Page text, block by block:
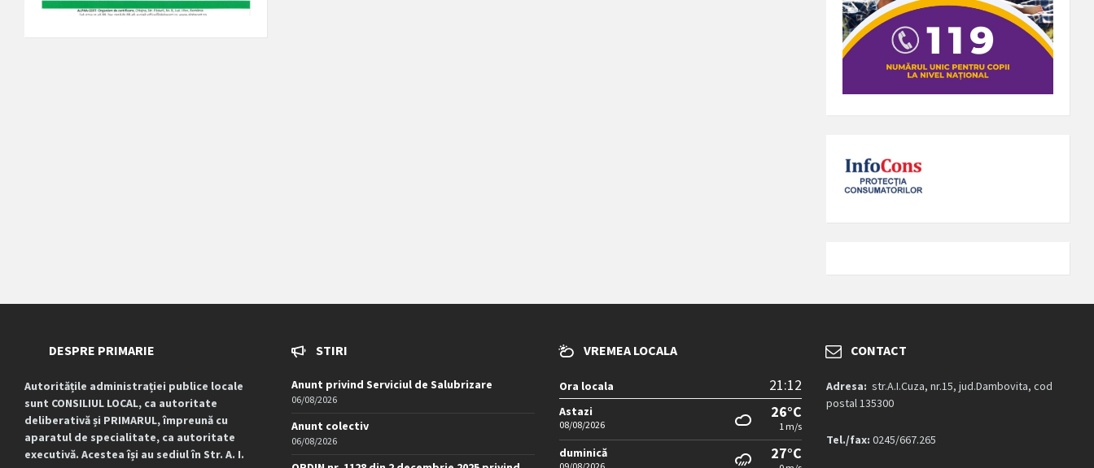
DESPRE PRIMARIE
Autoritățile administrației publice locale
sunt CONSILIUL LOCAL, ca autoritate
deliberativă și PRIMARUL, împreună cu
aparatul de specialitate, ca autoritate
executivă. Acestea își au sediul în Str. A. I.
STIRI
Anunt privind Serviciul de Salubrizare
06/08/2026
Anunt colectiv
06/08/2026
VREMEA LOCALA
Ora locala 21:12
Astazi
08/08/2026
26°C
1 m/s
duminică 27°C
CONTACT
Adresa: str.A.I.Cuza, nr.15, jud.Dambovita, cod
postal 135300
Tel./fax: 0245/667.265